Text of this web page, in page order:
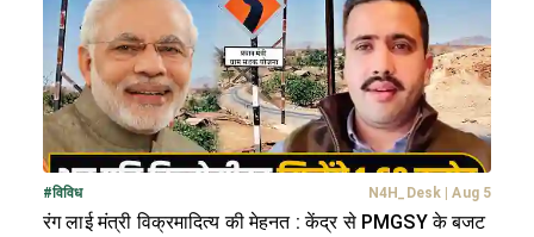
#विविध N4H_Desk Aug 5
रंग लाई मंत्री विक्रमादित्य की मेहनत : केंद्र से PMGSY के बजट